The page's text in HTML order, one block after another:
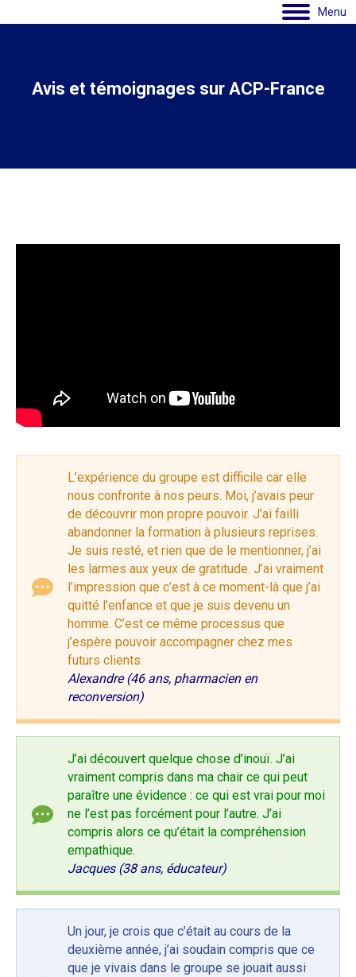
Menu
Avis et témoignages sur ACP-France
L’expérience du groupe est difficile car elle
nous confronte à nos peurs. Moi, j’avais peur
de découvrir mon propre pouvoir. J’ai failli
abandonner la formation à plusieurs reprises.
Je suis resté, et rien que de le mentionner, j’ai
les larmes aux yeux de gratitude. J’ai vraiment
l’impression que c’est à ce moment-là que j’ai
quitté l’enfance et que je suis devenu un
homme. C’est ce même processus que
j’espère pouvoir accompagner chez mes
futurs clients.
Alexandre (46 ans, pharmacien en
reconversion)
J’ai découvert quelque chose d’inouï. J’ai
vraiment compris dans ma chair ce qui peut
paraître une évidence : ce qui est vrai pour moi
ne l’est pas forcément pour l’autre. J’ai
compris alors ce qu’était la compréhension
empathique.
Jacques (38 ans, éducateur)
Un jour, je crois que c’était au cours de la
deuxième année, j’ai soudain compris que ce
que je vivais dans le groupe se jouait aussi